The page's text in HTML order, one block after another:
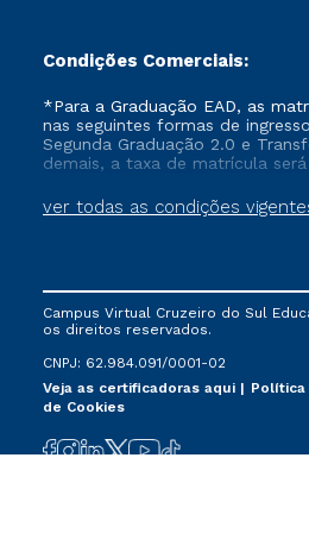
Condições Comerciais:
ver todas as condições
*Para a Graduação EAD, as
nas seguintes formas de
Segunda Graduação 2.0 e
demais, a taxa de matrícula
Campus Virtual Cruzeiro do Sul
os direitos reservados.
CNPJ: 62.984.091/0001-02
Veja as certificadoras aqui
Política
de Cookies